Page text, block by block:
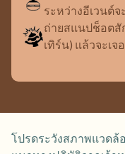
ระหว่างอีเวนต์
ถ่ายสแนปช็อตสั
เทิร์น) แล้วจะเจ
โปรดระวังสภาพแวด